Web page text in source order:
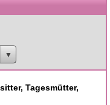
Tagesmütter,